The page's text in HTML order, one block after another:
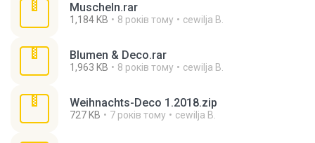
Muscheln.rar
1,184 KB 8 років тому cewilja B.
Blumen & Deco.rar
1,963 KB 8 років тому cewilja B.
Weihnachts-Deco 1.2018.zip
727 KB 7 років тому cewilja B.